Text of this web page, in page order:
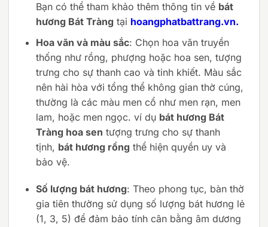
Bạn có thể tham khảo thêm thông tin về bát
hương Bát Tràng tại hoangphatbattrang.vn.
Hoa văn và màu sắc: Chọn hoa văn truyền
thống như rồng, phượng hoặc hoa sen, tượng
trưng cho sự thanh cao và tinh khiết. Màu sắc
nên hài hòa với tổng thể không gian thờ cúng,
thường là các màu men cổ như men rạn, men
lam, hoặc men ngọc. ví dụ bát hương Bát
Tràng hoa sen tượng trưng cho sự thanh
tịnh, bát hương rồng thể hiện quyền uy và
bảo vệ.
Số lượng bát hương: Theo phong tục, bàn thờ
gia tiên thường sử dụng số lượng bát hương lẻ
(1, 3, 5) để đảm bảo tính cân bằng âm dương